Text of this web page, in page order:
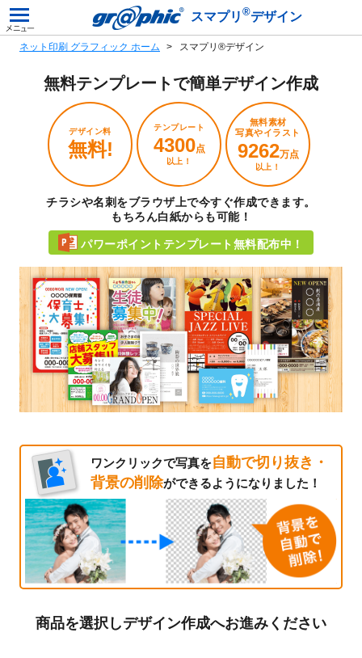
スマプリ ®デザイン
ネット印刷 グラフィック ホーム スマプリ®デザイン
無料テンプレートで簡単デザイン作成
デザイン料
無料!
テンプレート
4300点
以上！
無料素材
写真やイラスト
9262万点
以上！
チラシや名刺をブラウザ上で今すぐ作成できます。
もちろん白紙からも可能！
パワーポイントテンプレート無料配布中！
ワンクリックで写真を自動で切り抜き・
背景の削除ができるようになりました！
商品を選択しデザイン作成へお進みください